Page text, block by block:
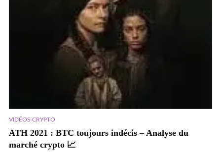
VIDÉOS CRYPTO
ATH 2021 : BTC toujours indécis – Analyse du
marché crypto 📈